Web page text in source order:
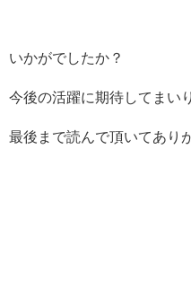
いかがでしたか？
今後の活躍に期待してまい
最後まで読んで頂いてあり